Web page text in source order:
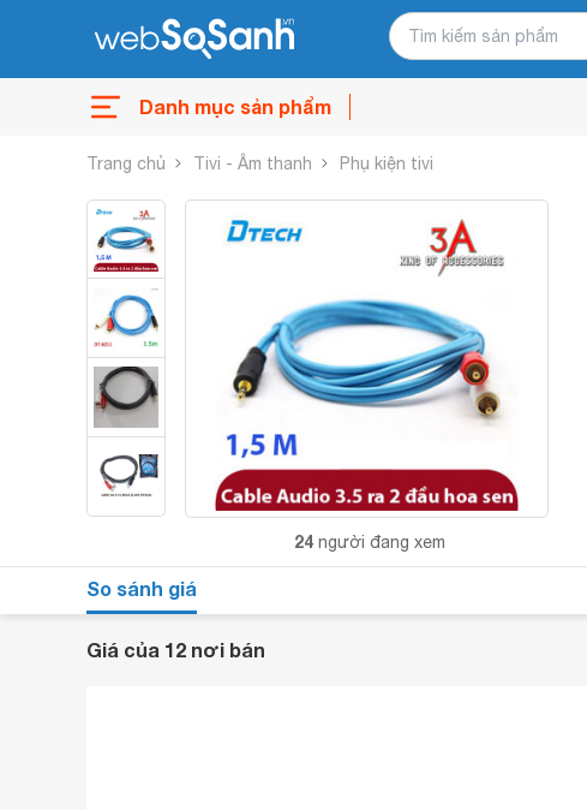
Danh mục sản phẩm
Trang chủ Tivi - Âm thanh Phụ kiện tivi
24 người đang xem
So sánh giá
Giá của 12 nơi bán